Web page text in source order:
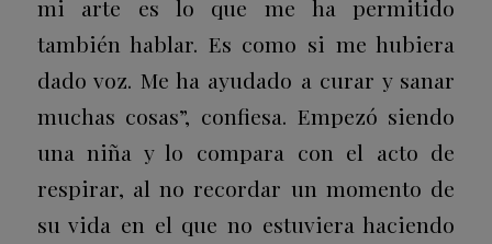
mi arte es lo que me ha permitido
también hablar. Es como si me hubiera
dado voz. Me ha ayudado a curar y sanar
muchas cosas”, confiesa. Empezó siendo
una niña y lo compara con el acto de
respirar, al no recordar un momento de
su vida en el que no estuviera haciendo